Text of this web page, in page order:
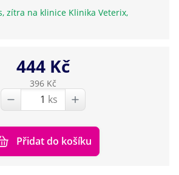
zítra na klinice Klinika Veterix,
444 Kč
396 Kč
ks
Přidat do košíku